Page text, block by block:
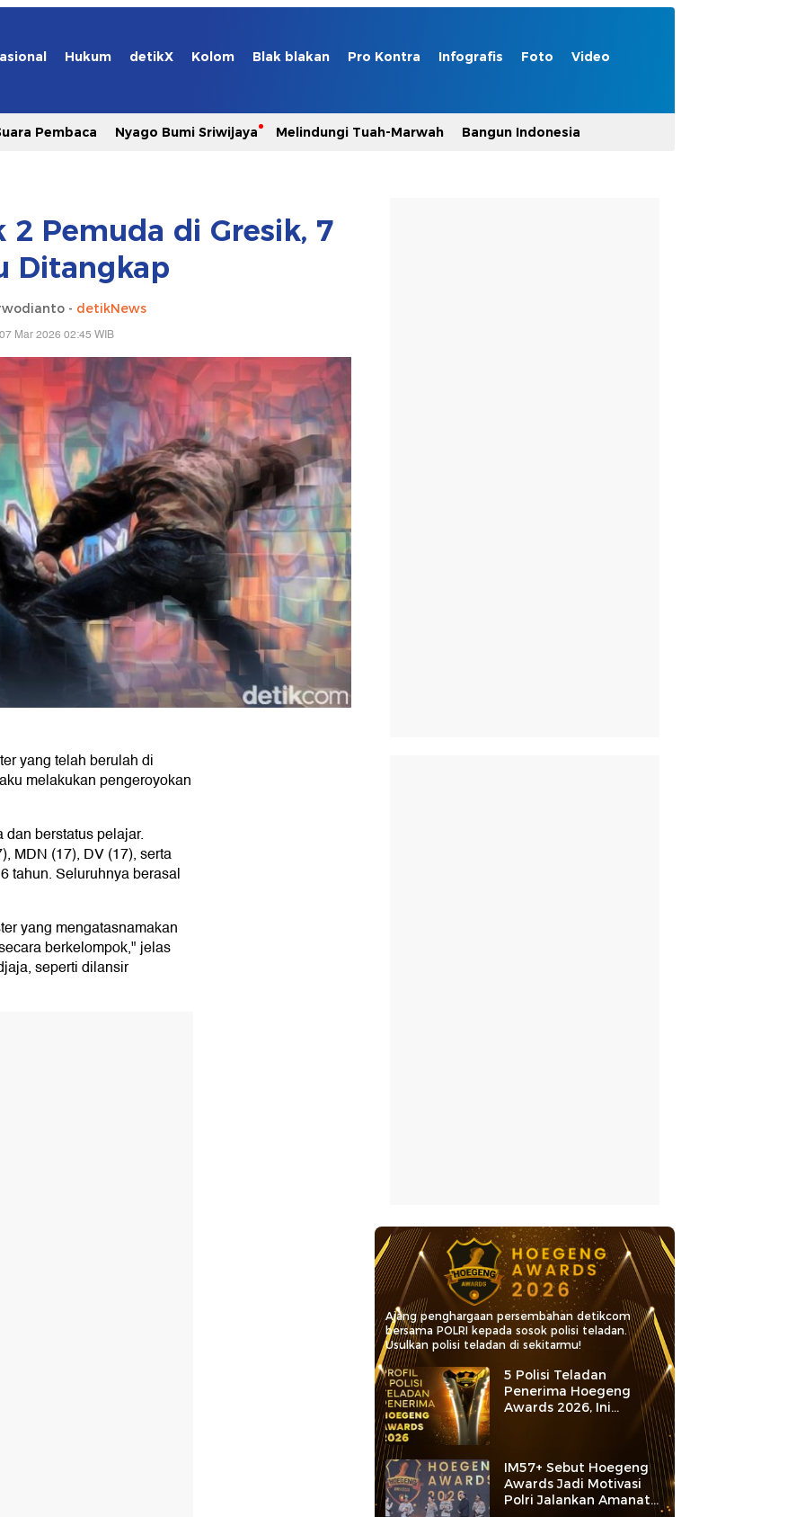
Hukum detikX Kolom Blak blakan Pro Kontra Infografis Foto Video
Pembaca Nyago Bumi Sriwijaya Melindungi Tuah-Marwah Bangun Indonesia
2 Pemuda di Gresik, 7
Ditangkap
- detikNews
Mar 2026 02:45 WIB
yang telah berulah di
melakukan pengeroyokan
berstatus pelajar.
MDN (17), DV (17), serta
tahun. Seluruhnya berasal
yang mengatasnamakan
berkelompok," jelas
seperti dilansir
Ajang penghargaan persembahan detikcom
bersama POLRI kepada sosok polisi teladan.
Usulkan polisi teladan di sekitarmu!
5 Polisi Teladan
Penerima Hoegeng
Awards 2026, Ini
Kategori dan Kiprahnya
IM57+ Sebut Hoegeng
Awards Jadi Motivasi
Polri Jalankan Amanat